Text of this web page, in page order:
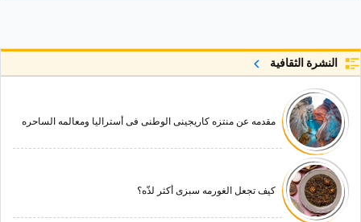
النشرة الثقافية
مقدمه عن منتزه کاریجینی الوطنی فی أسترالیا ومعالمه الساحره
کیف تجعل الغورمه سبزی أکثر لذّه؟